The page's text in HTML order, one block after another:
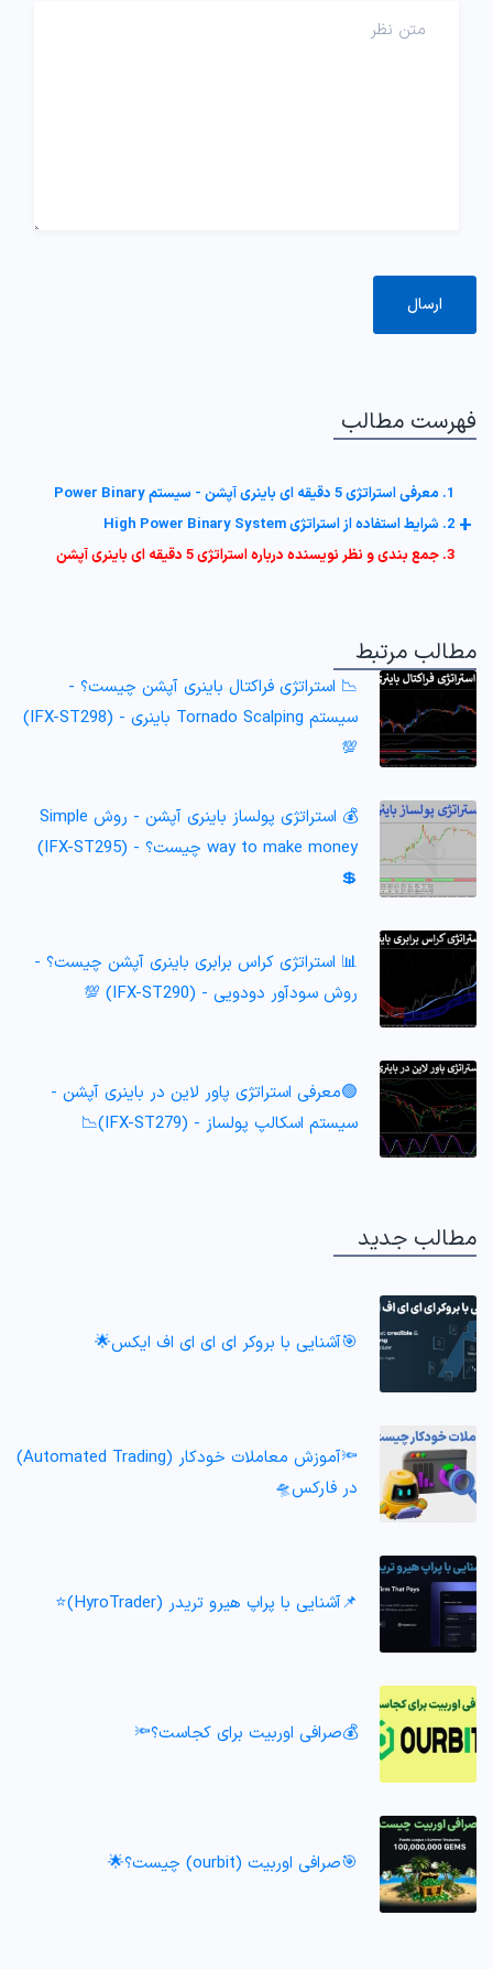
فهرست مطالب
1. معرفی استراتژی 5 دقیقه ای باینری آپشن - سیستم Power Binary
2. شرایط استفاده از استراتژی High Power Binary System +
3. جمع بندی و نظر نویسنده درباره استراتژی 5 دقیقه ای باینری آپشن
مطالب مرتبط
📉 استراتژی فراکتال باینری آپشن چیست؟ -
سیستم Tornado Scalping باینری - (IFX-ST298)
💯
💰 استراتژی پولساز باینری آپشن - روش Simple
way to make money چیست؟ - (IFX-ST295)
💲
📊 استراتژی کراس برابری باینری آپشن چیست؟ -
روش سودآور دودویی - (IFX-ST290) 💯
🟢معرفی استراتژی پاور لاین در باینری آپشن -
سیستم اسکالپ پولساز - (IFX-ST279)📉
مطالب جدید
🎯آشنایی با بروکر ای ای ای اف ایکس🌟
🔦آموزش معاملات خودکار (Automated Trading)
در فارکس🛸
📌آشنایی با پراپ هیرو تریدر (HyroTrader)⭐️
💰صرافی اوربیت برای کجاست؟🔦
🎯صرافی اوربیت (ourbit) چیست؟🌟